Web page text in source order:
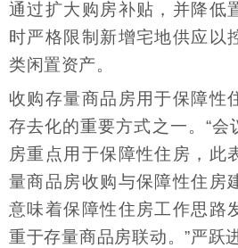
通过扩大购房补贴，并降低
时严格限制新增宅地供应以
类闲置资产。
收购存量商品房用于保障性
存去化的重要方式之一。“会
房重点用于保障性住房，此
量商品房收购与保障性住房
意味着保障性住房工作思路
重于存量商品房联动。”严跃